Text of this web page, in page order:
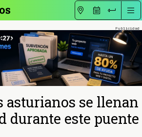
asturianos se llenan
durante este puente